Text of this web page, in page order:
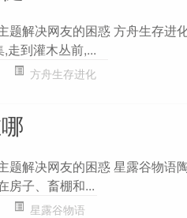
题解决网友的困惑 方舟生存进
走到灌木丛前,...
方舟生存进化
题解决网友的困惑 星露谷物语
房子、畜棚和...
星露谷物语